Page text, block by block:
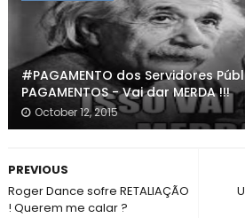
#PAGAMENTO dos Servidores
PAGAMENTOS - Vai dar MERDA !!!
October 12, 2015
PREVIOUS
Roger Dance sofre RETALIAÇÃO
! Querem me calar ?